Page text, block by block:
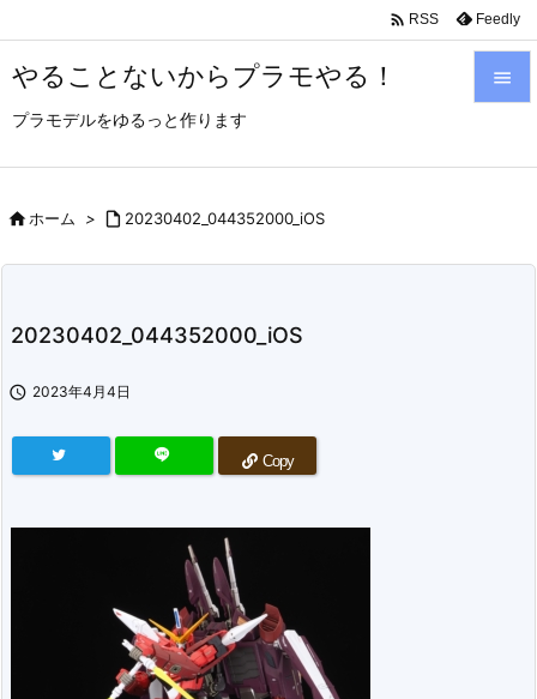
やることないからプラモやる！
プラモデルをゆるっと作ります

 RSS Feedly
ホーム >  20230402_044352000_iOS
20230402_044352000_iOS
 2023年4月4日
Copy